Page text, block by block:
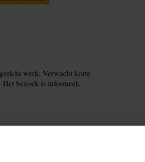
werk. Verwacht korte
bezoek is informeel;